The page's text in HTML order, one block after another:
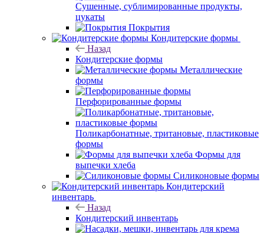
Сушенные, сублимированные продукты,
цукаты
Покрытия
Кондитерские формы
Назад
Кондитерские формы
Металлические
формы
Перфорированные формы
Поликарбонатные, тритановые, пластиковые
формы
Формы для
выпечки хлеба
Силиконовые формы
Кондитерский
инвентарь
Назад
Кондитерский инвентарь